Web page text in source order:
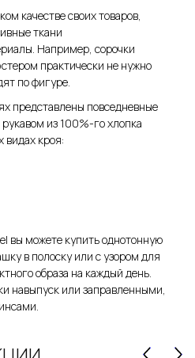
качестве своих товаров,
ткани
Например, сорочки
практически не нужно
по фигуре.
представлены повседневные
из 100%-го хлопка
видах кроя:
вы можете купить однотонную
в полоску или с узором для
образа на каждый день.
навыпуск или заправленными,